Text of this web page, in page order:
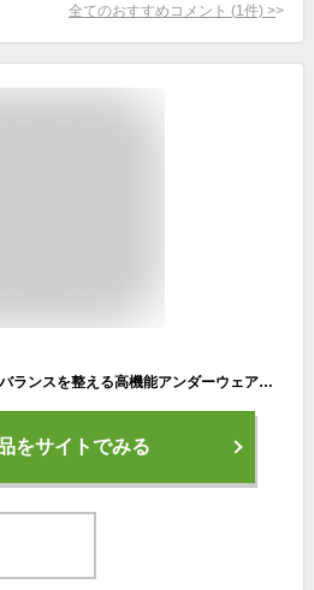
全てのおすすめコメント (1 件) >
【メール便可230円】★体幹バランスを整える高機能アンダーウェア★【ヨネックス YONEX】【ウェア】 ハイネック半袖シャツ フィットネスモデル メンズ レディース 男女兼用 インナーウェア スポーツ 部活 練習 テニス バドミントン STB-F1007 [211029] 父の日 プレゼント
をサイトでみる